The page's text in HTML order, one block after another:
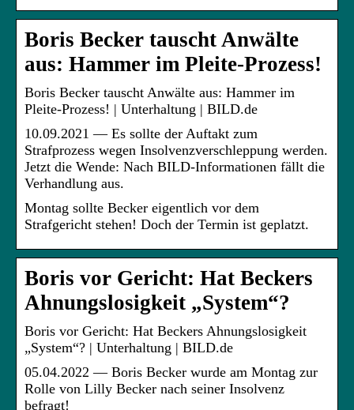
Boris Becker tauscht Anwälte
aus: Hammer im Pleite-Prozess!
Boris Becker tauscht Anwälte aus: Hammer im
Pleite-Prozess! | Unterhaltung | BILD.de
10.09.2021 — Es sollte der Auftakt zum
Strafprozess wegen Insolvenzverschleppung werden.
Jetzt die Wende: Nach BILD-Informationen fällt die
Verhandlung aus.
Montag sollte Becker eigentlich vor dem
Strafgericht stehen! Doch der Termin ist geplatzt.
Boris vor Gericht: Hat Beckers
Ahnungslosigkeit „System“?
Boris vor Gericht: Hat Beckers Ahnungslosigkeit
„System“? | Unterhaltung | BILD.de
05.04.2022 — Boris Becker wurde am Montag zur
Rolle von Lilly Becker nach seiner Insolvenz
befragt!